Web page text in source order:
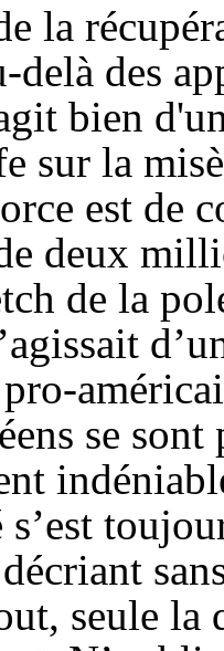
la
des
bien
sur la
est de
deux
de la
se
seule